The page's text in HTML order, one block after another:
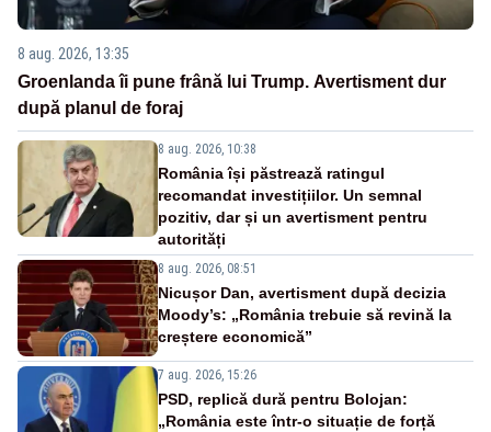
8 aug. 2026, 13:35
Groenlanda îi pune frână lui Trump. Avertisment dur
după planul de foraj
8 aug. 2026, 10:38
România își păstrează ratingul
recomandat investițiilor. Un semnal
pozitiv, dar și un avertisment pentru
autorități
8 aug. 2026, 08:51
Nicușor Dan, avertisment după decizia
Moody’s: „România trebuie să revină la
creștere economică”
7 aug. 2026, 15:26
PSD, replică dură pentru Bolojan:
„România este într-o situație de forță